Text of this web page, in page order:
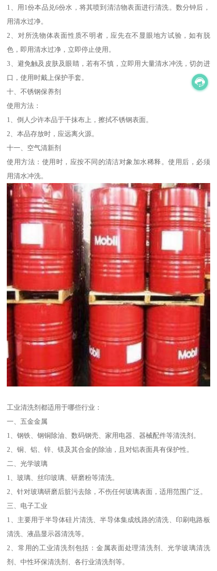
1、用1份本品兑6份水，将其喷到清洁物表面进行清洗。数分钟后，
用清水过净。
2、对所洗物体表面性质不明者，应先在不显眼地方试验，如有脱
色，即用清水过净，立即停止使用。
3、避免触及皮肤及眼睛，若有不慎，立即用大量清水冲洗，切勿进
口，使用时戴上保护手套。
十、不锈钢保养剂
使用方法：
1、倒人少许本品于干抹布上，擦拭不锈钢表面。
2、本品存放时，应远离火源。
十一、空气清新剂
使用方法：使用时，应按不同的清洁对象加水稀释。使用后，必须
用清水冲洗。
工业清洗剂都适用于哪些行业：
一、五金金属
1、钢铁、钢铜除油、数码钢壳、家用电器、器械配件等清洗剂。
2、铜、铝、锌、镁及其合金的除油，且对铝表面具有保护性。
二、光学玻璃
1、玻璃、丝印玻璃、研磨粉等清洗。
2、针对玻璃研磨后脏污去除，不伤任何玻璃表面，适用范围广泛。
三、电子工业
1、主要用于半导体硅片清洗、半导体集成线路的清洗、印刷电路板
清洗、液晶显示器清洗等。
2、常用的工业清洗剂包括：金属表面处理清洗剂、光学玻璃清洗
剂、中性环保清洗剂、各行业清洗剂等。